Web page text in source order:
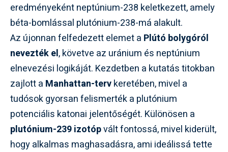
eredményeként neptúnium-238 keletkezett, amely
béta-bomlással plutónium-238-má alakult.
Az újonnan felfedezett elemet a Plútó bolygóról
nevezték el, követve az uránium és neptúnium
elnevezési logikáját. Kezdetben a kutatás titokban
zajlott a Manhattan-tervkeretében, mivel a
tudósok gyorsan felismerték a plutónium
potenciális katonai jelentőségét. Különösen a
plutónium-239 izotópvált fontossá, mivel kiderült,
hogy alkalmas maghasadásra, ami ideálissá tette